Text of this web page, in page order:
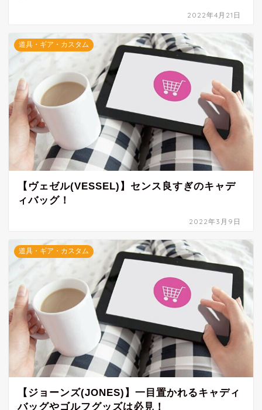
2022年4月21日
道具・ギア・カスタム
【ヴェゼル(VESSEL)】センス良すぎのキャデ
ィバッグ！
2022年3月9日
道具・ギア・カスタム
【ジョーンズ(JONES)】一目置かれるキャディ
バッグやゴルフグッズは必見！